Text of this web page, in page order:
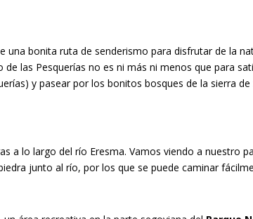
una bonita ruta de senderismo para disfrutar de la
las Pesquerías no es ni más ni menos que para
y pasear por los bonitos bosques de la sierra
a lo largo del río Eresma. Vamos viendo a nuestro
junto al río, por los que se puede caminar